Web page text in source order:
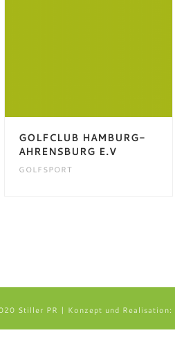
GOLFCLUB HAMBURG-
AHRENSBURG E.V
GOLFSPORT
Stiller PR | Konzept und Realisation: